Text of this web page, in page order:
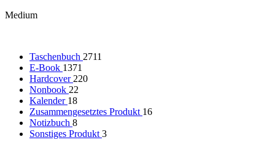
Medium
Taschenbuch 2711
E-Book 1371
Hardcover 220
Nonbook 22
Kalender 18
Zusammengesetztes Produkt 16
Notizbuch 8
Sonstiges Produkt 3